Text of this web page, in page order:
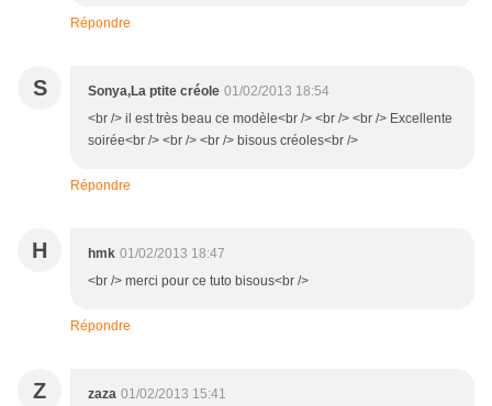
Répondre
S Sonya,La ptite créole 01/02/2013 18:54
<br /> il est très beau ce modèle<br /> <br /> <br /> Excellente
soirée<br /> <br /> <br /> bisous créoles<br />
Répondre
H hmk 01/02/2013 18:47
<br /> merci pour ce tuto bisous<br />
Répondre
Z zaza 01/02/2013 15:41